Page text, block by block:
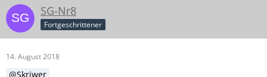
SG-Nr8
Fortgeschrittener
14. August 2018
Skriwer